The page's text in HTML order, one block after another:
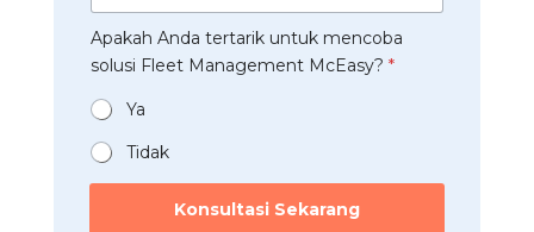
*
a
n
*
r
i
b
a
t
n
Apakah Anda tertarik untuk mencoba
solusi Fleet Management McEasy? *
Ya
Tidak
*
Konsultasi Sekarang